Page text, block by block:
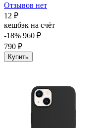
Отзывов нет
12 ₽
кешбэк на счёт
-18% 960 ₽
790 ₽
Купить